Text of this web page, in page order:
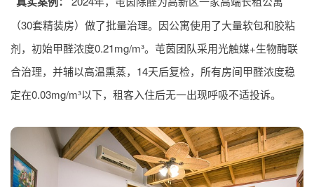
（30套精装房）做了批量治理。因公寓使用了大量软包和胶粘
剂，初始甲醛浓度0.21mg/m³。芚茵团队采用光触媒+生物酶联
合治理，并辅以高温熏蒸，14天后复检，所有房间甲醛浓度稳
定在0.03mg/m³以下，租客入住后无一出现呼吸不适投诉。